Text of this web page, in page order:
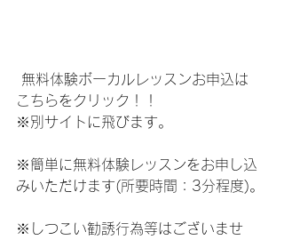
無料体験ボーカルレッスンお申込は
こちらをクリック！！
※別サイトに飛びます。
※簡単に無料体験レッスンをお申し込
みいただけます(所要時間：3分程度)。
※しつこい勧誘行為等はございませ